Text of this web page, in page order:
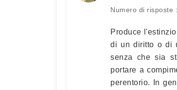
Numero di risposte
Produce
di un diritto o di
senza che sia
portare a
perentorio. In